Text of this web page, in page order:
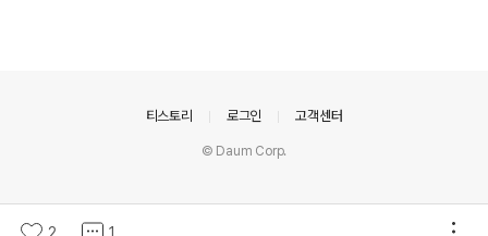
티스토리 로그인 고객센터
© Daum Corp.